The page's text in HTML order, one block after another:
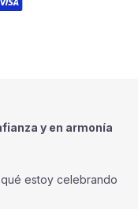
y en armonía
estoy celebrando